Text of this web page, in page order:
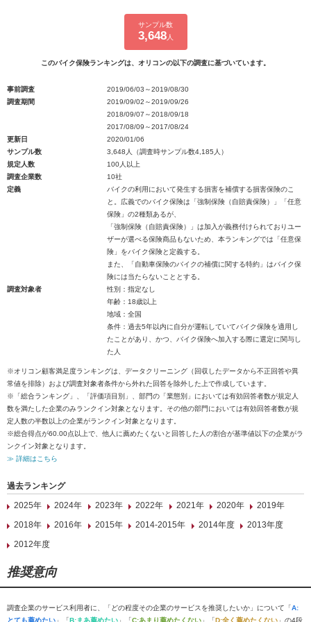
サンプル数
3,648人
このバイク保険ランキングは、オリコンの以下の調査に基づいています。
事前調査
2019/06/03～2019/08/30
調査期間
2019/09/02～2019/09/26
2018/09/07～2018/09/18
2017/08/09～2017/08/24
更新日
2020/01/06
サンプル数
3,648人（調査時サンプル数4,185人）
規定人数
100人以上
調査企業数
10社
定義
バイクの利用において発生する損害を補償する損害保険のこ
と。広義でのバイク保険は「強制保険（自賠責保険）」「任意
保険」の2種類あるが、
「強制保険（自賠責保険）」は加入が義務付けられておりユー
ザーが選べる保険商品もないため、本ランキングでは「任意保
険」をバイク保険と定義する。
また、「自動車保険のバイクの補償に関する特約」はバイク保
険には当たらないこととする。
調査対象者
性別：指定なし
年齢：18歳以上
地域：全国
条件：過去5年以内に自分が運転していてバイク保険を適用し
たことがあり、かつ、バイク保険へ加入する際に選定に関与し
た人
※オリコン顧客満足度ランキングは、データクリーニング（回収したデータから不正回答や異
常値を排除）および調査対象者条件から外れた回答を除外した上で作成しています。
※「総合ランキング」、「評価項目別」、部門の「業態別」においては有効回答者数が規定人
数を満たした企業のみランクイン対象となります。その他の部門においては有効回答者数が規
定人数の半数以上の企業がランクイン対象となります。
※総合得点が60.00点以上で、他人に薦めたくないと回答した人の割合が基準値以下の企業がラ
ンクイン対象となります。
≫ 詳細はこちら
過去ランキング
2025年
2024年 2023年 2022年 2021年 2020年
2019年
2018年
2016年 2015年 2014-2015年 2014年度
2013年度
2012年度
推奨意向
調査企業のサービス利用者に、「どの程度その企業のサービスを推奨したいか」について「A: